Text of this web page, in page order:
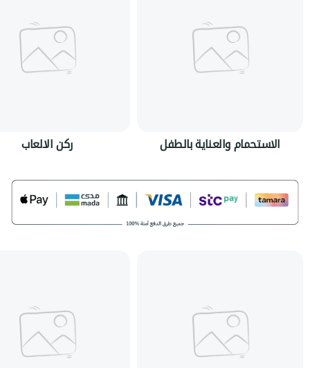
الاستحمام والعناية بالطفل ركن الالعاب